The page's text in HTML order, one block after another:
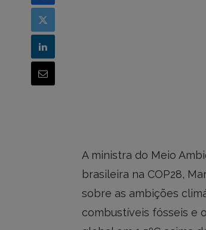
A ministra do Meio
brasileira na COP28,
sobre as ambições
combustíveis fósseis e